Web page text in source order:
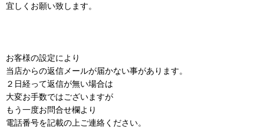
宜しくお願い致します。
お客様の設定により
当店からの返信メールが届かない事があります。
２日経って返信が無い場合は
大変お手数ではございますが
もう一度お問合せ欄より
電話番号を記載の上ご連絡ください。